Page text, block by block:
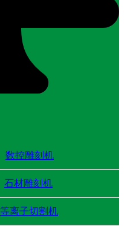
数控雕刻机
石材雕刻机
等离子切割机